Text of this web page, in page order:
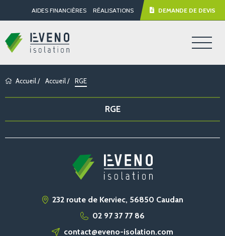
AIDES FINANCIÈRES RÉALISATIONS DEMANDE DE DEVIS
Accueil/ Accueil/ RGE
RGE
232 route de Kerviec, 56850 Caudan
02 97 37 77 86
contact@eveno-isolation.com